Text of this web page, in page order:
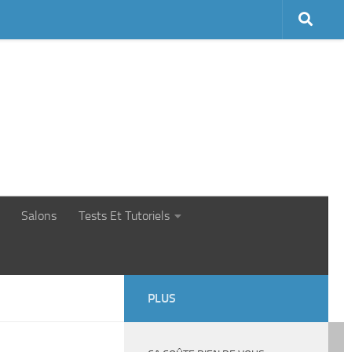
Salons Tests Et Tutoriels
PLUS